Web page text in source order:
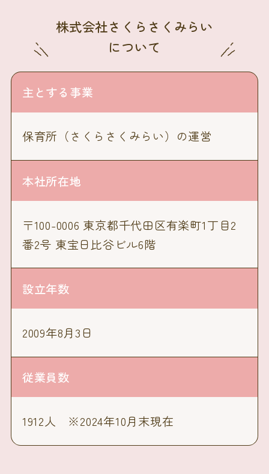
株式会社さくらさくみらい
について
主とする事業
保育所（さくらさくみらい）の運営
本社所在地
〒100-0006 東京都千代田区有楽町1丁目2
番2号 東宝日比谷ビル6階
設立年数
2009年8月3日
従業員数
1912人 ※2024年10月末現在